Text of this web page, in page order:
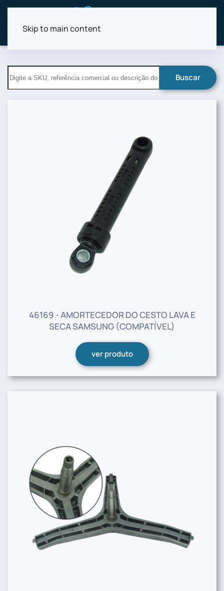
Skip to main content
Buscar
46169 - AMORTECEDOR DO CESTO LAVA E
SECA SAMSUNG (COMPATÍVEL)
ver produto